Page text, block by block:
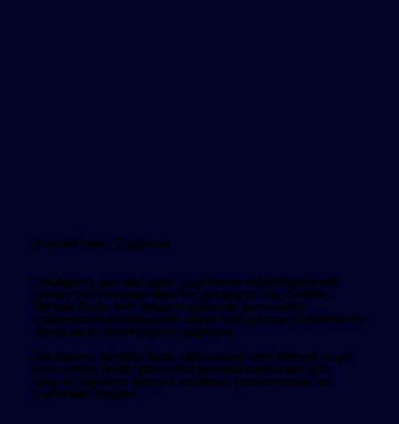
Paralel İşlev Çağırma
JetAgent, paralel işlev çağrılarını etkinleştirerek
görev yürütmede devrim yaratıyor. Bu özellik,
birden fazla API tabanlı eylemin aynı anda
çalışmasını sağlayarak daha hızlı görev yürütmeve
daha akıllı otomasyon sağlıyor.
JetAgent, birden fazla sistemden veri almak veya
aynı anda farklı görevleri gerçekleştirmek için
büyük ölçekte gerçek zamanlı performansve
verimlilik sağlar.